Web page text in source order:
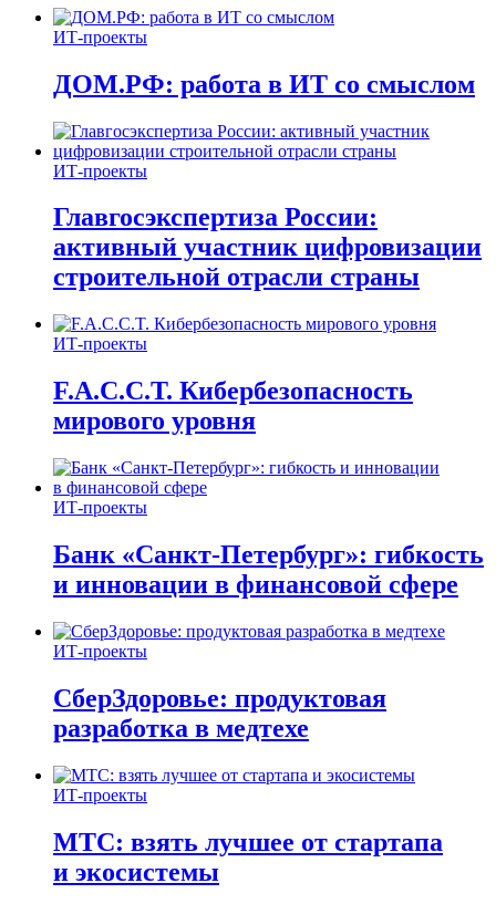
ИТ-проекты
ДОМ.РФ: работа в ИТ со смыслом
ИТ-проекты
Главгосэкспертиза России:
активный участник цифровизации
строительной отрасли страны
ИТ-проекты
F.A.C.C.T. Кибербезопасность
мирового уровня
ИТ-проекты
Банк «Санкт-Петербург»: гибкость
и инновации в финансовой сфере
ИТ-проекты
СберЗдоровье: продуктовая
разработка в медтехе
ИТ-проекты
МТС: взять лучшее от стартапа
и экосистемы